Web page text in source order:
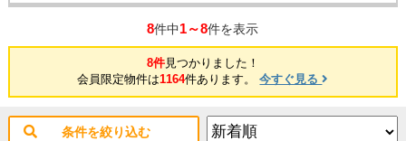
8件中1～8件を表示
8件見つかりました！
会員限定物件は1164件あります。今すぐ見る
条件を絞り込む